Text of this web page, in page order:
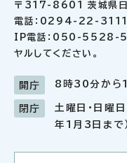
〒317-8601 茨城県日
電話：0294-22-3111
IP電話：050-5528-
ヤルしてください。
開庁 8時30分から
閉庁
土曜日・日曜
年1月3日まで